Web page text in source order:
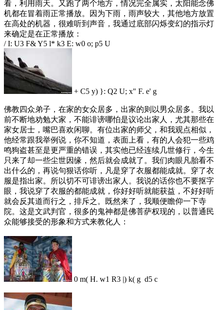
看，利用雨天。又跑了两个地方，情况完全属实，太阳能念佛
机都在冒着雨正常播放。因为下雨，雨声较大，其他地方放置
在高处的机器，很难听到声音，我通过底部闪烁变幻的指示灯
来确定是在正常播放：
/ I: U3 F& Y5 l* k3 E: w0 o; p5 U
+ C5 y) }: Q2 U; x" F. e' g
佛教四众弟子，在家的女众居多，出家的则以男众居多。我以
前不断地劝勉大家，不能诽谤哪怕是议论出家人，尤其那些在
家女居士，嘴巴喜欢闲聊。有位出家的师父，和我观点相似，
他经常跟我举例说，你不知道，表面上看，有的人会犯一些鸡
鸣狗盗甚至是更严重的错误，其实他已经连续几世修行，今生
只来了却一些尘世因缘，然后就会成就了。我们肉眼凡胎看不
出什么的，再说句狠话你听，凡是穿了衣服都能成就。穿了衣
服是指出家。所以切不可诽谤出家人。我说的话你也不要抠字
眼，我说穿了衣服的都能成就，你好好听就能获益，不好好听
就会反其道而行之，排斥之。既然来了，我顺便瞻仰一下寺
院。这是文武判官，很多的鬼神都是佛菩萨权现的，以普通民
众能够接受的形象和方式来教化人：
0 m( H. w1 R3 |) k( g d5 c